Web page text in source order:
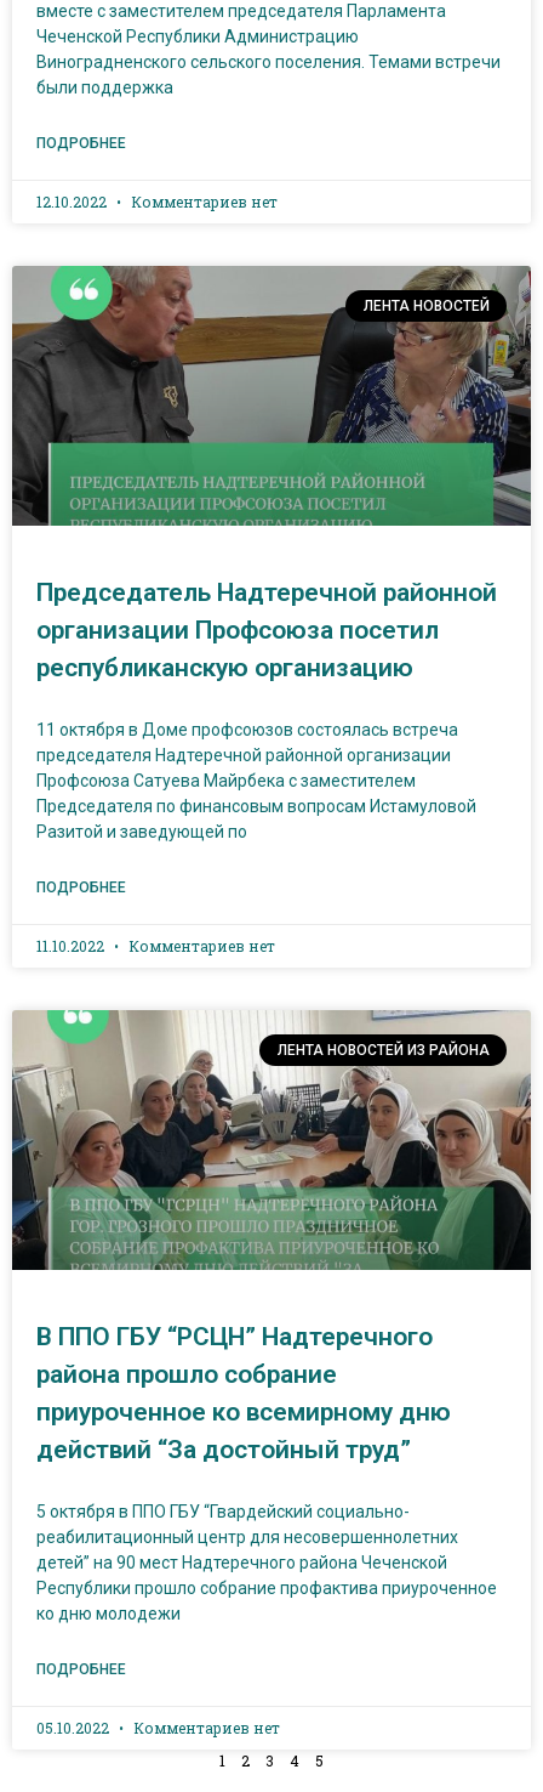
вместе с заместителем председателя Парламента
Чеченской Республики Администрацию
Виноградненского сельского поселения. Темами встречи
были поддержка
ПОДРОБНЕЕ
12.10.2022 Комментариев нет
ЛЕНТА НОВОСТЕЙ
Председатель Надтеречной районной
организации Профсоюза посетил
республиканскую организацию
11 октября в Доме профсоюзов состоялась встреча
председателя Надтеречной районной организации
Профсоюза Сатуева Майрбека с заместителем
Председателя по финансовым вопросам Истамуловой
Разитой и заведующей по
ПОДРОБНЕЕ
11.10.2022 Комментариев нет
ЛЕНТА НОВОСТЕЙ ИЗ РАЙОНА
В ППО ГБУ “РСЦН” Надтеречного
района прошло собрание
приуроченное ко всемирному дню
действий “За достойный труд”
5 октября в ППО ГБУ “Гвардейский социально-
реабилитационный центр для несовершеннолетних
детей” на 90 мест Надтеречного района Чеченской
Республики прошло собрание профактива приуроченное
ко дню молодежи
ПОДРОБНЕЕ
05.10.2022
Комментариев нет
1
2 3 4 5